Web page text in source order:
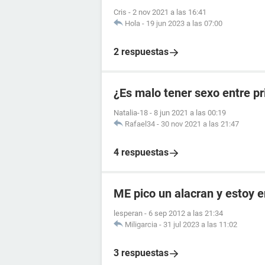
Cris - 2 nov 2021 a las 16:41
Hola - 19 jun 2023 a las 07:00
2 respuestas
¿Es malo tener sexo entre
Natalia-18 - 8 jun 2021 a las 00:19
Rafael34 - 30 nov 2021 a las 21:47
4 respuestas
ME pico un alacran y estoy
lesperan - 6 sep 2012 a las 21:34
Miligarcia - 31 jul 2023 a las 11:02
3 respuestas